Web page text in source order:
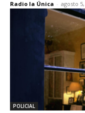
Radio la Única - agosto
POLICIAL